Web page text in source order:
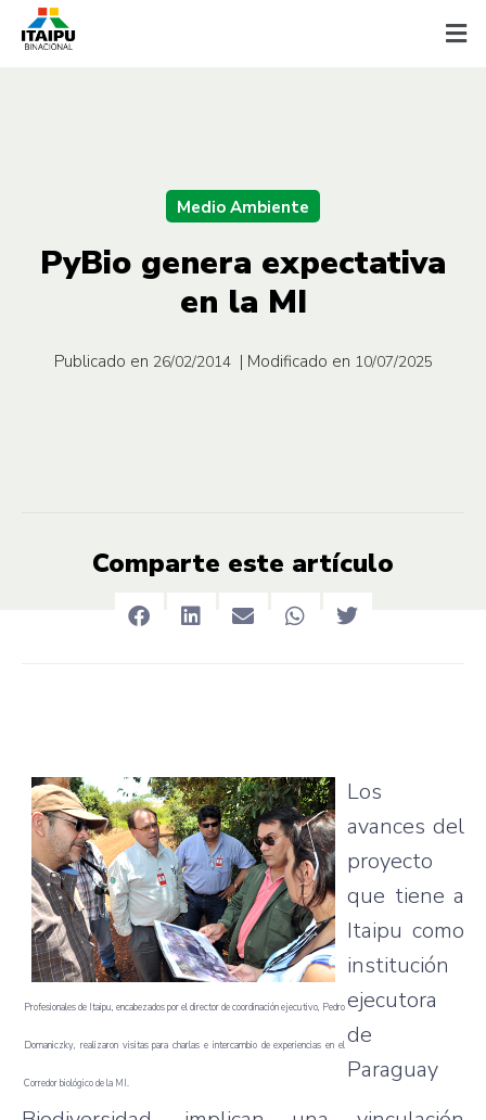
Medio Ambiente
PyBio genera expectativa
en la MI
Publicado en 26/02/2014 | Modificado en 10/07/2025
Comparte este artículo
Profesionales de Itaipu, encabezados por el director de coordinación ejecutivo, Pedro
Domaniczky, realizaron visitas para charlas e intercambio de experiencias en el
Corredor biológico de la MI.
Los
avances del
proyecto
que tiene a
Itaipu como
institución
ejecutora
de
Paraguay